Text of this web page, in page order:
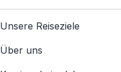
Unsere Reiseziele
Über uns